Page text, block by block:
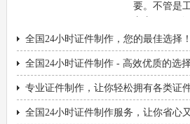
要。不管是
用。全国24
···
全国24小时证件制作，您的最佳选择！
全国24小时证件制作 - 高效优质的选
专业证件制作，让你轻松拥有各类证件